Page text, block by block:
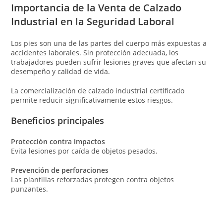
Importancia de la Venta de Calzado
Industrial en la Seguridad Laboral
Los pies son una de las partes del cuerpo más expuestas a
accidentes laborales. Sin protección adecuada, los
trabajadores pueden sufrir lesiones graves que afectan su
desempeño y calidad de vida.
La comercialización de calzado industrial certificado
permite reducir significativamente estos riesgos.
Beneficios principales
Protección contra impactos
Evita lesiones por caída de objetos pesados.
Prevención de perforaciones
Las plantillas reforzadas protegen contra objetos
punzantes.